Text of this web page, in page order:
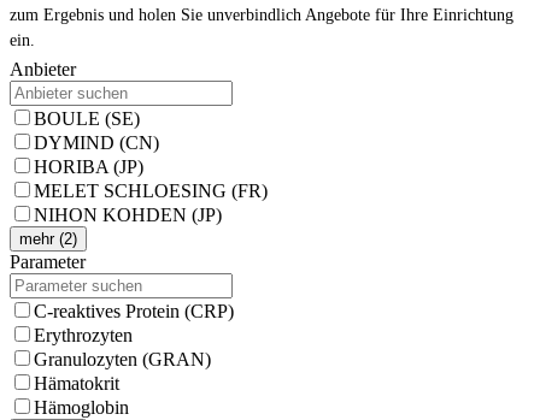
zum Ergebnis und holen Sie unverbindlich Angebote für Ihre Einrichtung
ein.
Anbieter
BOULE (SE)
DYMIND (CN)
HORIBA (JP)
MELET SCHLOESING (FR)
NIHON KOHDEN (JP)
mehr (2)
Parameter
C-reaktives Protein (CRP)
Erythrozyten
Granulozyten (GRAN)
Hämatokrit
Hämoglobin